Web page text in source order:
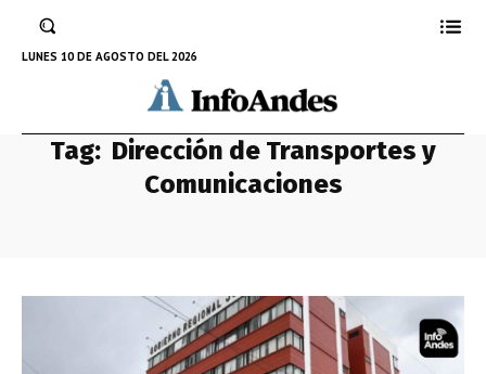
LUNES 10 DE AGOSTO DEL 2026
Tag: Dirección de Transportes y
Comunicaciones